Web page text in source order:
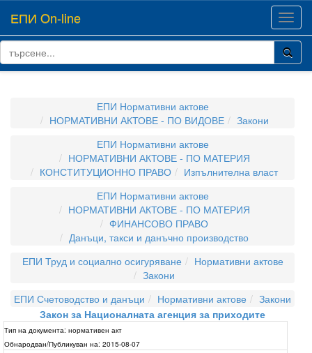
ЕПИ On-line
ЕПИ Нормативни актове
НОРМАТИВНИ АКТОВЕ - ПО ВИДОВЕ
Закони
ЕПИ Нормативни актове
НОРМАТИВНИ АКТОВЕ - ПО МАТЕРИЯ
КОНСТИТУЦИОННО ПРАВО
Изпълнителна власт
ЕПИ Нормативни актове
НОРМАТИВНИ АКТОВЕ - ПО МАТЕРИЯ
ФИНАНСОВО ПРАВО
Данъци, такси и данъчно производство
ЕПИ Труд и социално осигуряване
Нормативни актове
Закони
ЕПИ Счетоводство и данъци
Нормативни актове
Закони
Закон за Националната агенция за приходите
Тип на документа: нормативен акт
Обнародван/Публикуван на: 2015-08-07